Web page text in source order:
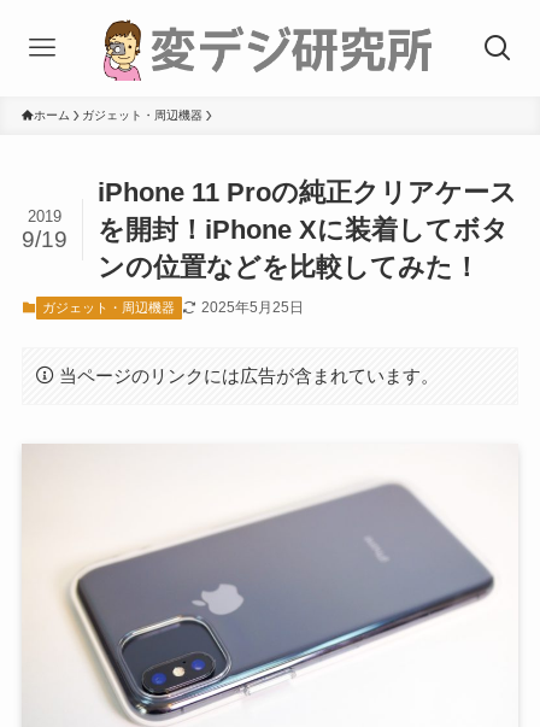
ホーム ガジェット・周辺機器
iPhone 11 Proの純正クリアケース
を開封！iPhone Xに装着してボタ
ンの位置などを比較してみた！
2019
9/19
ガジェット・周辺機器 2025年5月25日
当ページのリンクには広告が含まれています。